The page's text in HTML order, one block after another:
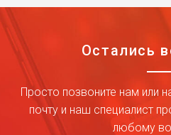
Остались
Просто позвоните нам или
почту и наш специалист
любому